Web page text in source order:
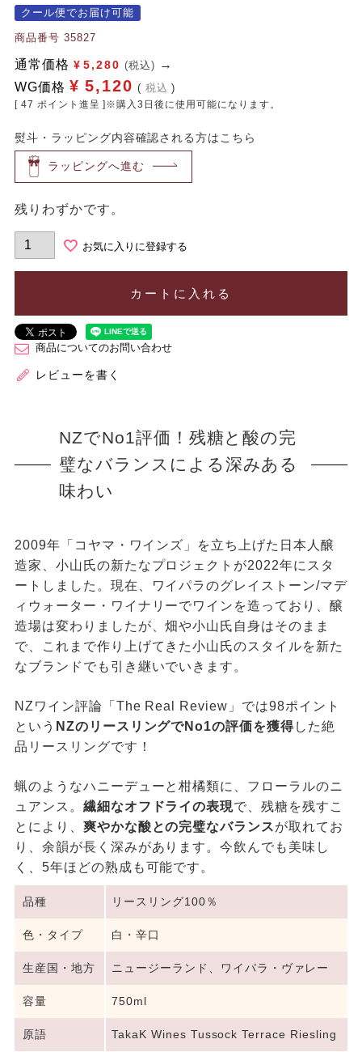
クール便でお届け可能
商品番号 35827
通常価格 ¥ 5,280 (税込)
WG価格 ¥ 5,120 税込
[ 47 ポイント進呈 ]※購入3日後に使用可能になります。
熨斗・ラッピング内容確認される方はこちら
ラッピングへ進む
残りわずかです。
お気に入りに登録する
カートに入れる
商品についてのお問い合わせ
レビューを書く
NZでNo1評価！残糖と酸の完
璧なバランスによる深みある
味わい
2009年「コヤマ・ワインズ」を立ち上げた日本人醸
造家、小山氏の新たなプロジェクトが2022年にスタ
ートしました。現在、ワイパラのグレイストーン/マデ
ィウォーター・ワイナリーでワインを造っており、醸
造場は変わりましたが、畑や小山氏自身はそのまま
で、これまで作り上げてきた小山氏のスタイルを新た
なブランドでも引き継いでいきます。
NZワイン評論「The Real Review」では98ポイント
という NZのリースリングでNo1の評価を獲得した絶
品リースリングです！
蝋のようなハニーデューと柑橘類に、フローラルのニ
ュアンス。 繊細なオフドライの表現で、残糖を残すこ
とにより、 爽やかな酸との完璧なバランスが取れてお
り、余韻が長く深みがあります。今飲んでも美味し
く、5年ほどの熟成も可能です。
品種 リースリング100％
色・タイプ 白・辛口
生産国・地方 ニュージーランド、ワイパラ・ヴァレー
容量 750ml
原語 TakaK Wines Tussock Terrace Riesling